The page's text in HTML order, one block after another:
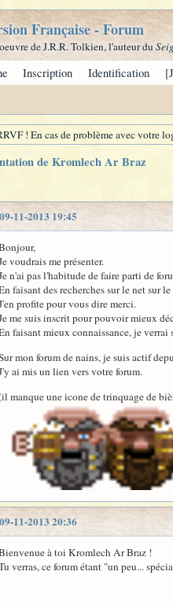
Française - Forum
de J.R.R. Tolkien, l'auteur du
Inscription Identification
! En cas de problème avec votre
de Kromlech Ar Braz
09-11-2013 19:45
voudrais me présenter.
n'ai pas l'habitude de faire parti de
faisant des recherches sur le net sur
profite pour vous dire merci.
me suis inscrit pour pouvoir mieux
faisant mieux connaissance, je
mon forum de nains, je suis actif
ai mis un lien vers votre forum.
manque une icone de trinquage de
09-11-2013 20:36
à toi Kromlech Ar Braz !
verras, ce forum étant "un peu...